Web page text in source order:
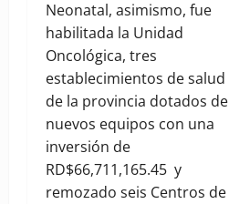
Neonatal, asimismo, fue
habilitada la Unidad
Oncológica, tres
establecimientos de salud
de la provincia dotados de
nuevos equipos con una
inversión de
RD$66,711,165.45 y
remozado seis Centros de